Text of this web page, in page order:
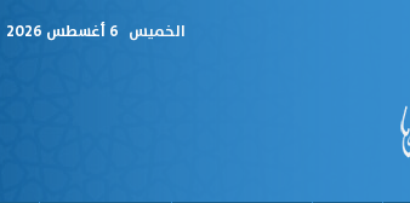
الخميس